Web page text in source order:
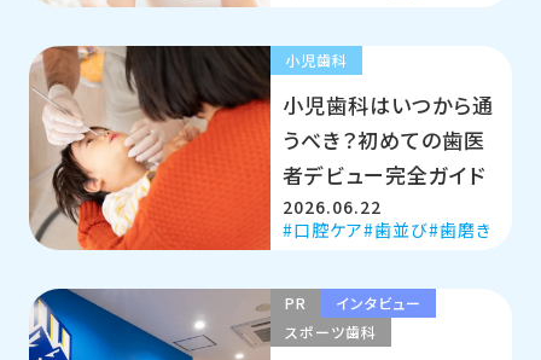
小児歯科
小児歯科はいつから通
うべき？初めての歯医
者デビュー完全ガイド
2026.06.22
口腔ケア 歯並び 歯磨き
PR
インタビュー
スポーツ歯科